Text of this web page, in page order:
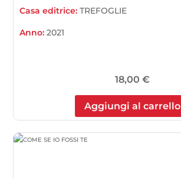
Casa editrice:TREFOGLIE
Anno:2021
18,00 €
Aggiungi al carrello